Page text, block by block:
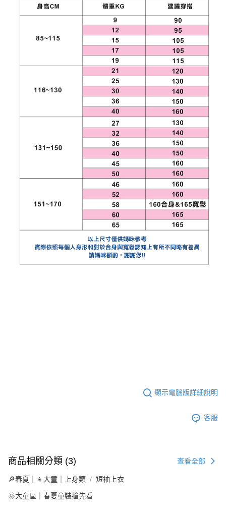
顯示電腦版詳細說明
客服
商品相關分類 (3) 查看全部
🔎春夏｜👧大童｜上身類 短袖上衣
🌞大童區｜春夏童裝搶先看